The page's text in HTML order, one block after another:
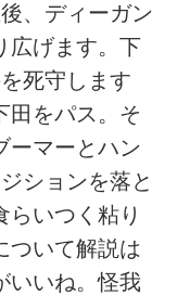
、ディーガン
広げます。下
死守します
田をパス。そ
ーマーとハン
ションを落と
らいつく粘り
ついて解説は
いいね。怪我